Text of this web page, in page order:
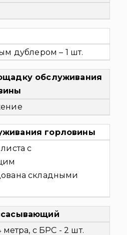
дублером – 1 шт.
обслуживания
горловины
с
складными
с БРС - 2 шт.